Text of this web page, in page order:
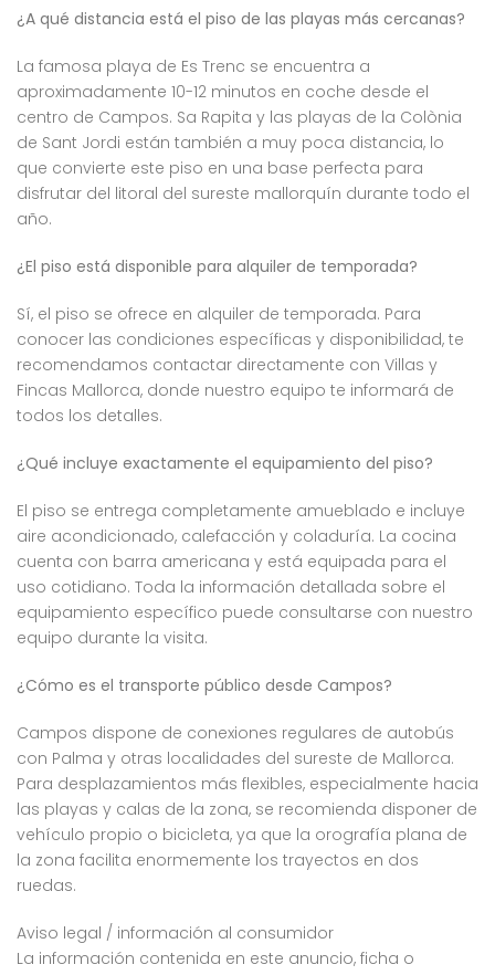
¿A qué distancia está el piso de las playas más cercanas?
La famosa playa de Es Trenc se encuentra a
aproximadamente 10-12 minutos en coche desde el
centro de Campos. Sa Rapita y las playas de la Colònia
de Sant Jordi están también a muy poca distancia, lo
que convierte este piso en una base perfecta para
disfrutar del litoral del sureste mallorquín durante todo el
año.
¿El piso está disponible para alquiler de temporada?
Sí, el piso se ofrece en alquiler de temporada. Para
conocer las condiciones específicas y disponibilidad, te
recomendamos contactar directamente con Villas y
Fincas Mallorca, donde nuestro equipo te informará de
todos los detalles.
¿Qué incluye exactamente el equipamiento del piso?
El piso se entrega completamente amueblado e incluye
aire acondicionado, calefacción y coladuría. La cocina
cuenta con barra americana y está equipada para el
uso cotidiano. Toda la información detallada sobre el
equipamiento específico puede consultarse con nuestro
equipo durante la visita.
¿Cómo es el transporte público desde Campos?
Campos dispone de conexiones regulares de autobús
con Palma y otras localidades del sureste de Mallorca.
Para desplazamientos más flexibles, especialmente hacia
las playas y calas de la zona, se recomienda disponer de
vehículo propio o bicicleta, ya que la orografía plana de
la zona facilita enormemente los trayectos en dos
ruedas.
Aviso legal / información al consumidor
La información contenida en este anuncio, ficha o